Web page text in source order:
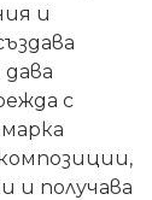
и
с
и получава